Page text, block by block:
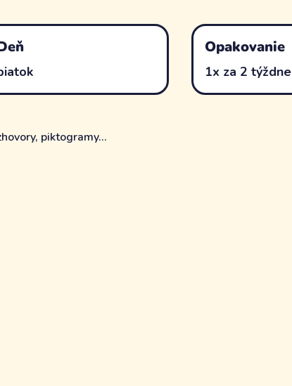
Opakovanie
1x za 2 týždne
piktogramy...